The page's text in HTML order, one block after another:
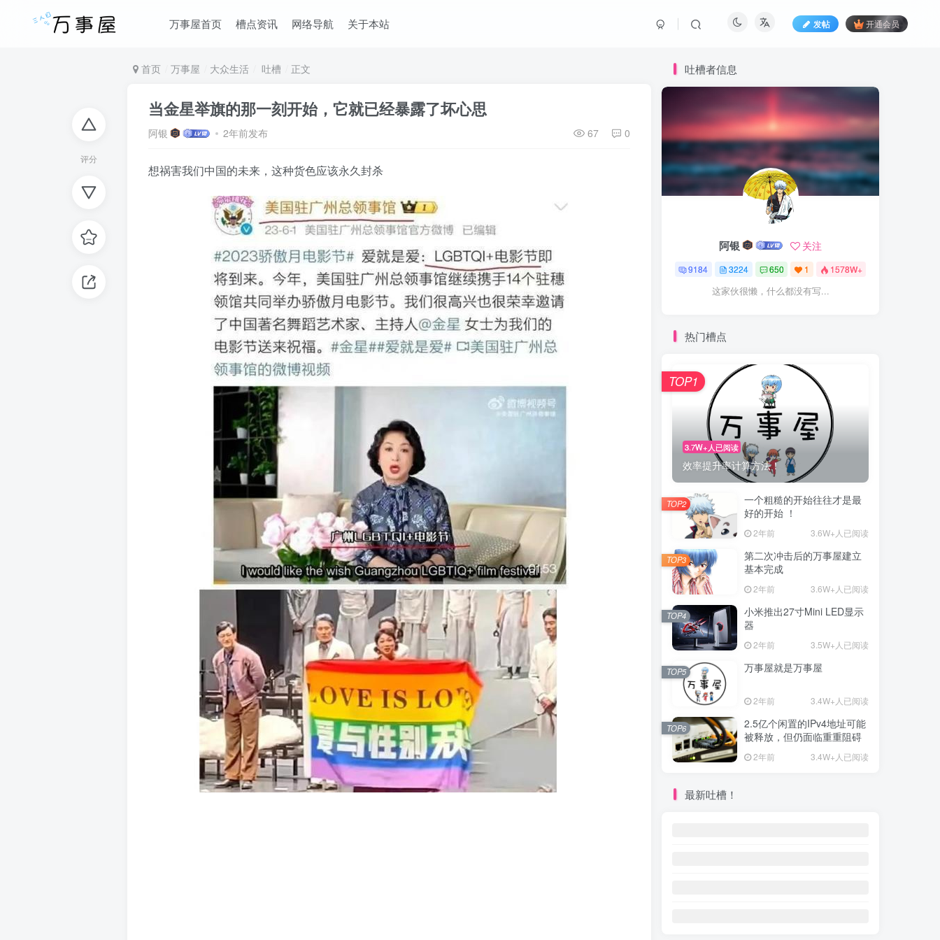
万事屋首页 槽点资讯 网络导航 关于本站 发帖 开通会员
评分
首页 万事屋 大众生活 吐槽 正文
当金星举旗的那一刻开始，它就已经暴露了坏心思
阿银 2年前发布 67 0
想祸害我们中国的未来，这种货色应该永久封杀
吐槽者信息
阿银 关注
9184 3224 650 1 1578W+
这家伙很懒，什么都没有写...
热门槽点
3.7W+人已阅读
效率提升率计算方法！
TOP1
一个粗糙的开始往往才是最
好的开始 ！
2年前 3.6W+人已阅读
TOP2
第二次冲击后的万事屋建立
基本完成
2年前 3.6W+人已阅读
TOP3
小米推出27寸Mini LED显示
器
2年前 3.5W+人已阅读
TOP4
万事屋就是万事屋
2年前 3.4W+人已阅读
TOP5
2.5亿个闲置的IPv4地址可能
被释放，但仍面临重重阻碍
2年前 3.4W+人已阅读
TOP6
最新吐槽！